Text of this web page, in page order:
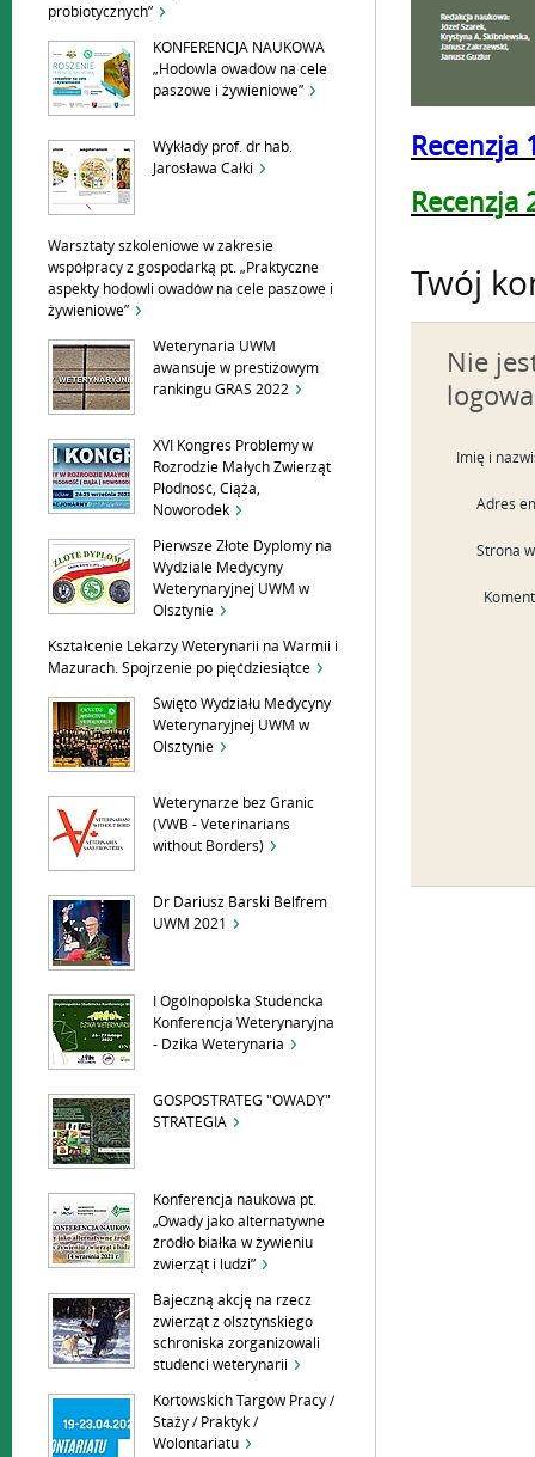
probiotycznych”
KONFERENCJA NAUKOWA
„Hodowla owadów na cele
paszowe i żywieniowe”
Wykłady prof. dr hab.
Jarosława Całki
Warsztaty szkoleniowe w zakresie
współpracy z gospodarką pt. „Praktyczne
aspekty hodowli owadów na cele paszowe i
żywieniowe”
Weterynaria UWM
awansuje w prestiżowym
rankingu GRAS 2022
XVI Kongres Problemy w
Rozrodzie Małych Zwierząt
Płodność, Ciąża,
Noworodek
Pierwsze Złote Dyplomy na
Wydziale Medycyny
Weterynaryjnej UWM w
Olsztynie
Kształcenie Lekarzy Weterynarii na Warmii i
Mazurach. Spojrzenie po pięćdziesiątce
Święto Wydziału Medycyny
Weterynaryjnej UWM w
Olsztynie
Weterynarze bez Granic
(VWB - Veterinarians
without Borders)
Dr Dariusz Barski Belfrem
UWM 2021
I Ogólnopolska Studencka
Konferencja Weterynaryjna
- Dzika Weterynaria
GOSPOSTRATEG "OWADY"
STRATEGIA
Konferencja naukowa pt.
„Owady jako alternatywne
źródło białka w żywieniu
zwierząt i ludzi”
Bajeczną akcję na rzecz
zwierząt z olsztyńskiego
schroniska zorganizowali
studenci weterynarii
Kortowskich Targów Pracy /
Staży / Praktyk /
Wolontariatu
Recenzja
Recenzja
Twój
Nie
Imię i
Adres
Strona